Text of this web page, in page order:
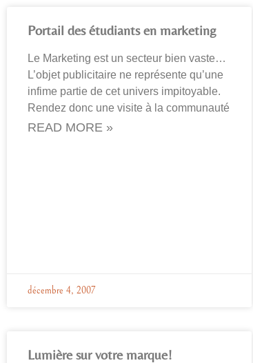
Portail des étudiants en marketing
Le Marketing est un secteur bien vaste…
L’objet publicitaire ne représente qu’une
infime partie de cet univers impitoyable.
Rendez donc une visite à la communauté
READ MORE »
décembre 4, 2007
Lumière sur votre marque!